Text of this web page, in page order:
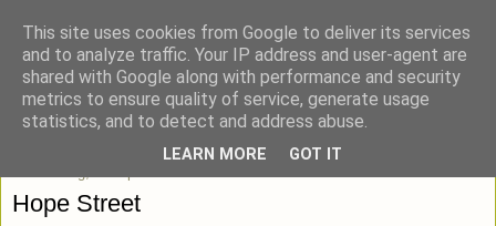
blick-punkt[e..]
Momentaufnahmen von unterwegs & daheim.
Hope Street
This site uses cookies from Google to deliver its services
and to analyze traffic. Your IP address and user-agent are
shared with Google along with performance and security
metrics to ensure quality of service, generate usage
statistics, and to detect and address abuse.
LEARN MORE GOT IT